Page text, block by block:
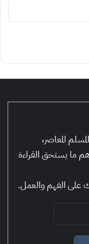
المعاصر،
ما يستحق القراءة
الفهم والعمل.